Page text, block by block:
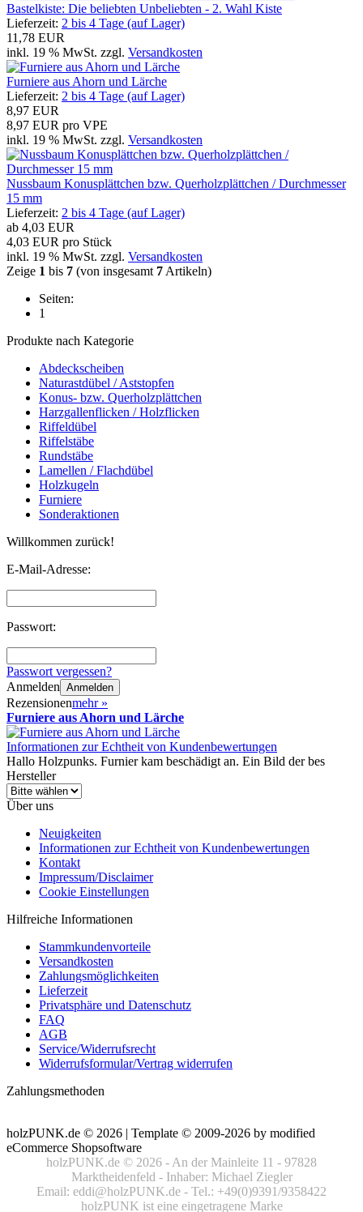
Bastelkiste: Die beliebten Unbeliebten - 2. Wahl Kiste
Lieferzeit: 2 bis 4 Tage (auf Lager)
11,78 EUR
inkl. 19 % MwSt. zzgl. Versandkosten
Furniere aus Ahorn und Lärche
Lieferzeit: 2 bis 4 Tage (auf Lager)
8,97 EUR
8,97 EUR pro VPE
inkl. 19 % MwSt. zzgl. Versandkosten
Nussbaum Konusplättchen bzw. Querholzplättchen / Durchmesser
15 mm
Lieferzeit: 2 bis 4 Tage (auf Lager)
ab 4,03 EUR
4,03 EUR pro Stück
inkl. 19 % MwSt. zzgl. Versandkosten
Zeige 1 bis 7 (von insgesamt 7 Artikeln)
Seiten:
1
Produkte nach Kategorie
Abdeckscheiben
Naturastdübel / Aststopfen
Konus- bzw. Querholzplättchen
Harzgallenflicken / Holzflicken
Riffeldübel
Riffelstäbe
Rundstäbe
Lamellen / Flachdübel
Holzkugeln
Furniere
Sonderaktionen
Willkommen zurück!
E-Mail-Adresse:
Passwort:
Passwort vergessen?
Anmelden Anmelden
Rezensionenmehr »
Furniere aus Ahorn und Lärche
Informationen zur Echtheit von Kundenbewertungen
Hallo Holzpunks. Furnier kam beschädigt an. Ein Bild der bes
Hersteller
Über uns
Neuigkeiten
Informationen zur Echtheit von Kundenbewertungen
Kontakt
Impressum/Disclaimer
Cookie Einstellungen
Hilfreiche Informationen
Stammkundenvorteile
Versandkosten
Zahlungsmöglichkeiten
Lieferzeit
Privatsphäre und Datenschutz
FAQ
AGB
Service/Widerrufsrecht
Widerrufsformular/Vertrag widerrufen
Zahlungsmethoden
holzPUNK.de © 2026 | Template © 2009-2026 by modified
eCommerce Shopsoftware
holzPUNK.de © 2026 - An der Mainleite 11 - 97828
Marktheidenfeld - Inhaber: Michael Ziegler
Email: eddi@holzPUNK.de - Tel.: +49(0)9391/9358422
holzPUNK ist eine eingetragene Marke